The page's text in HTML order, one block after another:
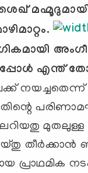
എന്ത്
നയച്ചതെന്ന്
തീര്‍ക്കാന്‍